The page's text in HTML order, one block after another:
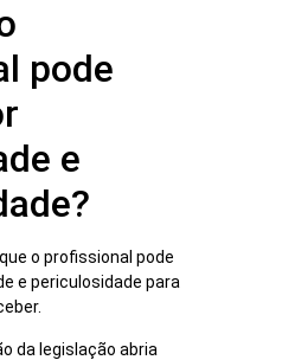
pode
e
o profissional pode
e periculosidade para
da legislação abria